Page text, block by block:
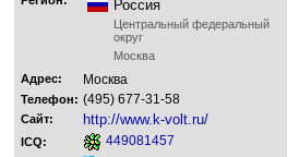
Россия
Центральный федеральный
округ
Москва
Адрес:
Москва
Телефон: (495) 677-31-58
Сайт: http://www.k-volt.ru/
ICQ: 449081457